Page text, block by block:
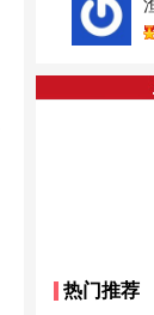
热门推荐